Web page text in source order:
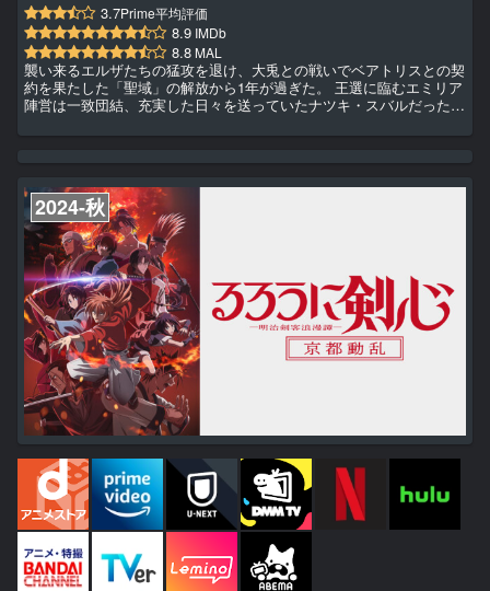
3.7Prime平均評価
8.9 IMDb
8.8 MAL
襲い来るエルザたちの猛攻を退け、大兎との戦いでベアトリスとの契
約を果たした「聖域」の解放から1年が過ぎた。 王選に臨むエミリア
陣営は一致団結、充実した日々を送っていたナツキ・スバルだった
る。 それは王選候補者の一人、アナスタシアがエミリアへ宛てた ル
のは様々な再会。 一つは意外な、一つは意図せぬ、そして一つは来
るべ...
2024-秋